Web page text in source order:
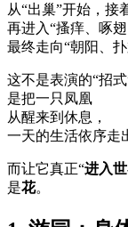
从“出巢”开始，接
再进入“搔痒、啄
最终走向“朝阳、
这不是表演的“招式
是把一只凤凰
从醒来到休息，
一天的生活依序走
而让它真正“进入
是花。